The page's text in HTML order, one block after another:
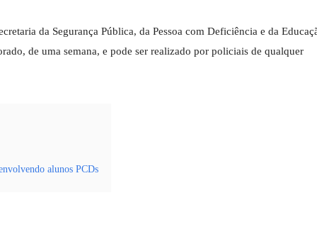
da Segurança Pública, da Pessoa com Deficiência e da
de uma semana, e pode ser realizado por policiais de qualquer
alunos PCDs